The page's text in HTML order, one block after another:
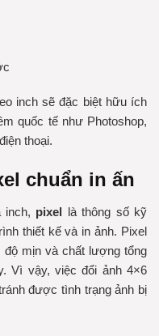
inch sẽ đặc biệt hữu ích
quốc tế như Photoshop,
thoại.
chuẩn in ấn
inch, pixel là thông số kỹ
thiết kế và in ảnh. Pixel
mịn và chất lượng tổng
Vì vậy, việcđổi ảnh 4×6
được tình trạng ảnh bị